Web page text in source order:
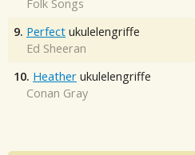
Folk Songs
9. Perfect ukulelengriffe
Ed Sheeran
10. Heather ukulelengriffe
Conan Gray